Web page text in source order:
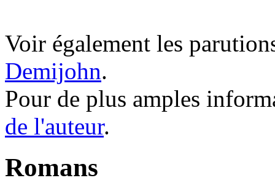
Voir également les
Demijohn.
Pour de plus amples
de l'auteur.
Romans